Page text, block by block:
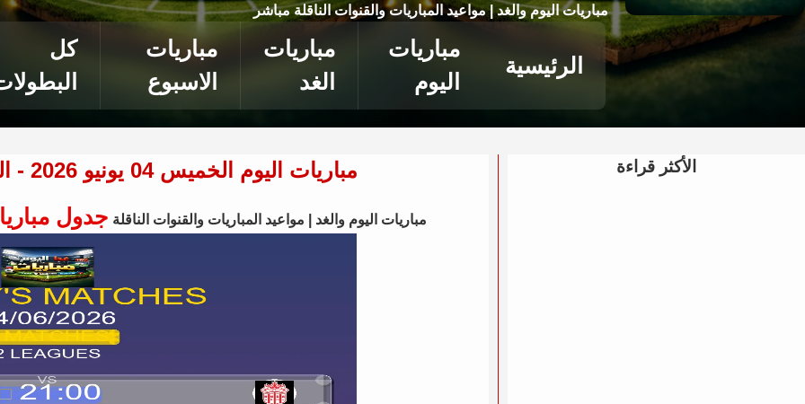
مباريات اليوم والغد | مواعيد المباريات والقنوات الناقلة مباشر
الرئيسية
مباريات
اليوم
مباريات
الغد
مباريات
الاسبوع
كل
مباريات اليوم الخميس 04 يونيو 2026 - الجدول الكامل لجميع البطولات
مباريات اليوم والغد | مواعيد المباريات والقنوات الناقلة جدول
الأكثر قراءة